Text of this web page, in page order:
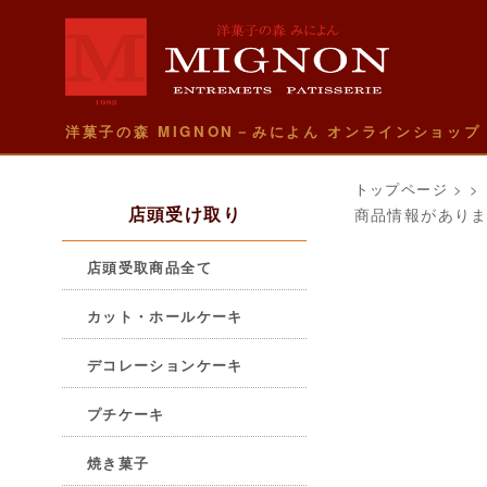
洋菓子の森 MIGNON－みによん オンラインショップ
店頭受け取り
店頭受取商品全て
カット・ホールケーキ
デコレーションケーキ
プチケーキ
焼き菓子
トップページ > >
商品情報があり